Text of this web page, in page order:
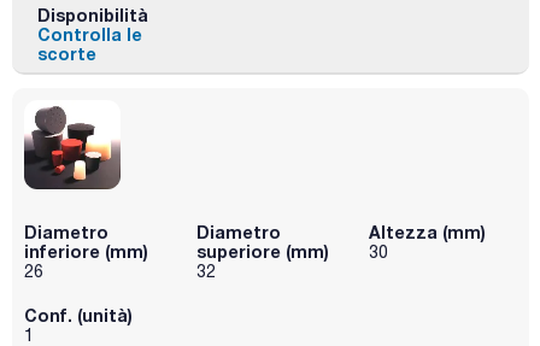
Disponibilità
Controlla le
scorte
Diametro
inferiore (mm)
26
Diametro
superiore (mm)
32
Altezza (mm)
30
Conf. (unità)
1